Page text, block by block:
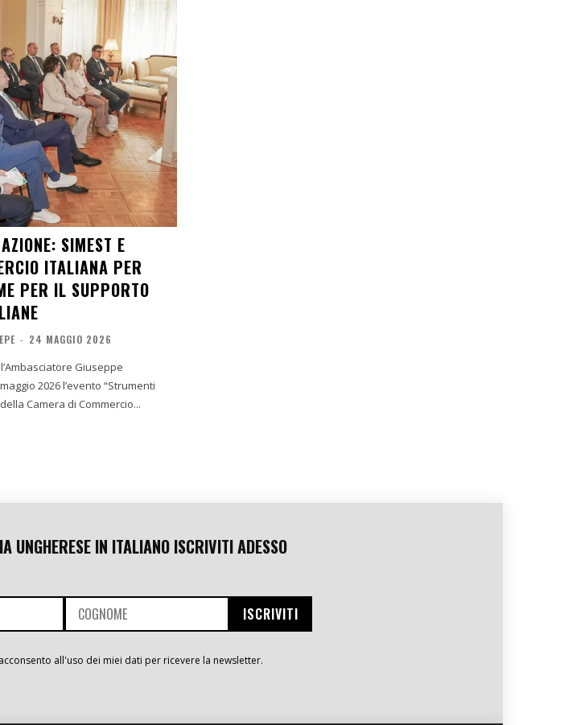
SIMEST E
ITALIANA PER
PER IL SUPPORTO
- 24 MAGGIO 2026
Giuseppe
2026 l’evento “Strumenti
Camera di Commercio...
UNGHERESE IN ITALIANO ISCRIVITI ADESSO
all'uso dei miei dati per ricevere la newsletter.